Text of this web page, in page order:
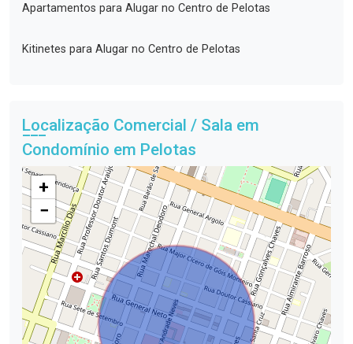
Apartamentos para Alugar no Centro de Pelotas
Kitinetes para Alugar no Centro de Pelotas
Localização Comercial / Sala em
Condomínio em Pelotas
+
−